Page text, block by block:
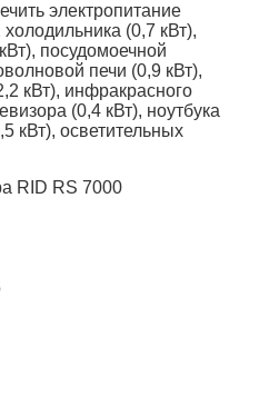
электропитание
холодильника (0,7 кВт),
посудомоечной
печи (0,9 кВт),
кВт), инфракрасного
(0,4 кВт), ноутбука
кВт), осветительных
RID RS 7000